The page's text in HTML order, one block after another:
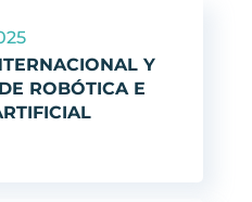
Y
ROBÓTICA E